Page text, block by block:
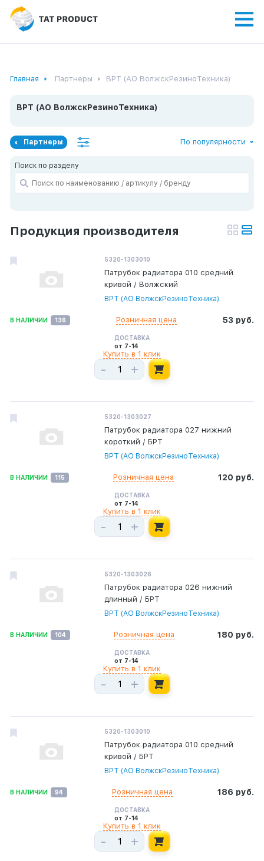
Главная Партнеры ВРТ (АО ВолжскРезиноТехника)
Партнеры
ВРТ (АО ВолжскРезиноТехника)
По популярности
Поиск по разделу
Продукция производителя
5320-1303010
Патрубок радиатора 010 средний
кривой / Волжский
ВРТ (АО ВолжскРезиноТехника)
В НАЛИЧИИ 136 53 руб.
Розничная цена
ДОСТАВКА
от 7-14
- +
Купить в 1 клик
5320-1303027
Патрубок радиатора 027 нижний
короткий / БРТ
ВРТ (АО ВолжскРезиноТехника)
В НАЛИЧИИ 115 120 руб.
Розничная цена
ДОСТАВКА
от 7-14
- +
Купить в 1 клик
5320-1303026
Патрубок радиатора 026 нижний
длинный / БРТ
ВРТ (АО ВолжскРезиноТехника)
В НАЛИЧИИ 104 180 руб.
Розничная цена
ДОСТАВКА
от 7-14
- +
Купить в 1 клик
5320-1303010
Патрубок радиатора 010 средний
кривой / БРТ
ВРТ (АО ВолжскРезиноТехника)
В НАЛИЧИИ 94 186 руб.
Розничная цена
ДОСТАВКА
от 7-14
- +
Купить в 1 клик